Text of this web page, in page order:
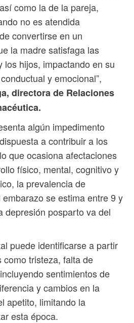
como la de la pareja,
no es atendida
convertirse en un
la madre satisfaga las
los hijos, impactando en su
y emocional”,
directora de Relaciones
algún impedimento
a contribuir a los
que ocasiona afectaciones
físico, mental, cognitivo y
la prevalencia de
se estima entre 9 y
depresión posparto va del
puede identificarse a partir
tristeza, falta de
sentimientos de
y cambios en la
apetito, limitando la
esta época.